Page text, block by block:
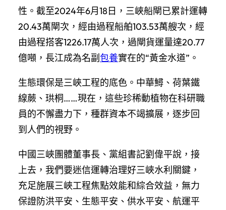
性。截至2024年6月18日，三峽船閘已累計運轉
20.43萬閘次，經由過程船舶103.53萬艘次，經
由過程搭客1226.17萬人次，過閘貨運量達20.77
億噸，長江成為名副包養實在的“黃金水道”。
生態環保是三峽工程的底色。中華鱘、荷葉鐵
線蕨、珙桐……現在，這些珍稀動植物在科研職
員的不懈盡力下，種群資本不竭擴展，逐步回
到人們的視野。
中國三峽團體董事長、黨組書記劉偉平說，接
上去，我們要迷信運轉治理好三峽水利關鍵，
充足施展三峽工程焦點效能和綜合效益，無力
保證防洪平安、生態平安、供水平安、航運平